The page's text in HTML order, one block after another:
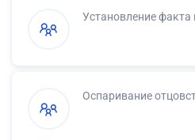
Установление факта
Оспаривание